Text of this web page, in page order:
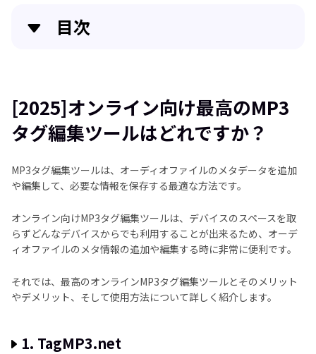
目次
便利なMP3タグ編集ツールを使ってみましょう
[2025]オンライン向け最高のMP3
タグ編集ツールはどれですか？
MP3タグ編集ツールは、オーディオファイルのメタデータを追加
や編集して、必要な情報を保存する最適な方法です。
オンライン向けMP3タグ編集ツールは、デバイスのスペースを取
らずどんなデバイスからでも利用することが出来るため、オーデ
ィオファイルのメタ情報の追加や編集する時に非常に便利です。
それでは、最高のオンラインMP3タグ編集ツールとそのメリット
やデメリット、そして使用方法について詳しく紹介します。
1. TagMP3.net